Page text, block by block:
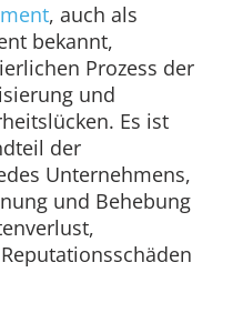
, auch als
bekannt,
Prozess der
und
Es ist
der
Unternehmens,
und Behebung